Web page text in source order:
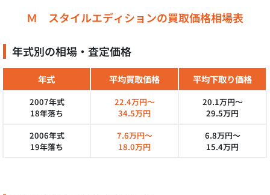
Ｍ スタイルエディションの買取価格相場表
年式別の相場・査定価格
年式 平均買取価格 平均下取り価格
2007年式
18年落ち
22.4万円～
34.5万円
20.1万円～
29.5万円
2006年式
19年落ち
7.6万円～
18.0万円
6.8万円～
15.4万円